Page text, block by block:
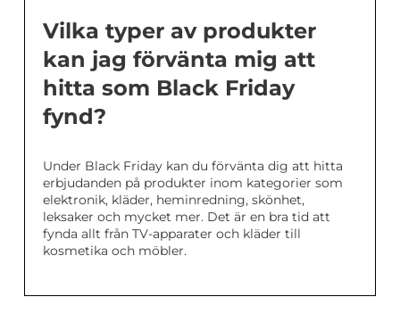
Vilka typer av produkter
kan jag förvänta mig att
hitta som Black Friday
fynd?
Under Black Friday kan du förvänta dig att hitta
erbjudanden på produkter inom kategorier som
elektronik, kläder, heminredning, skönhet,
leksaker och mycket mer. Det är en bra tid att
fynda allt från TV-apparater och kläder till
kosmetika och möbler.